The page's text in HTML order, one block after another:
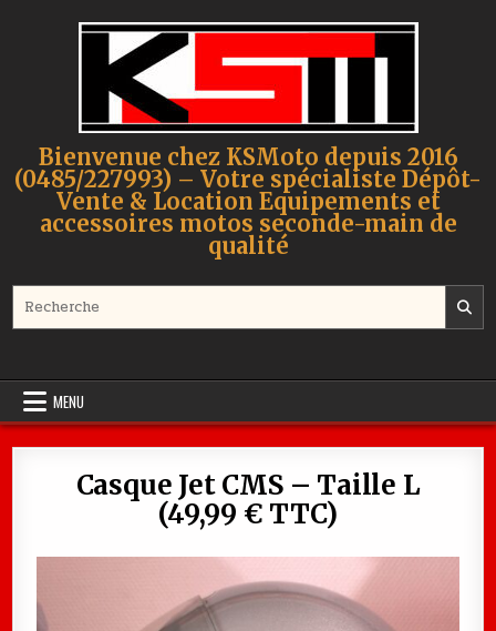
Bienvenue chez KSMoto depuis 2016
(0485/227993) – Votre spécialiste Dépôt-
Vente & Location Equipements et
accessoires motos seconde-main de
qualité
MENU
Casque Jet CMS – Taille L
(49,99 € TTC)